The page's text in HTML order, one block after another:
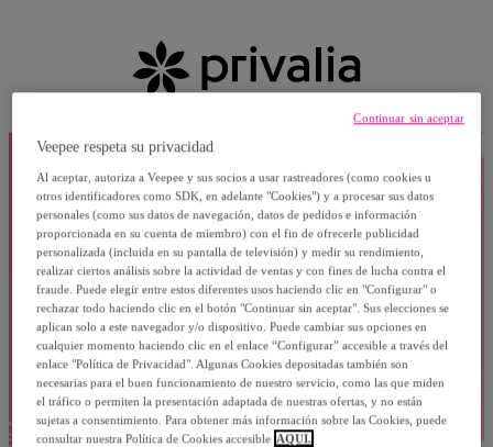
Veepee respeta su privacidad
Al aceptar, autoriza a Veepee y sus socios a usar rastreadores (como cookies u
otros identificadores como SDK, en adelante "Cookies") y a procesar sus datos
personales (como sus datos de navegación, datos de pedidos e información
proporcionada en su cuenta de miembro) con el fin de ofrecerle publicidad
personalizada (incluida en su pantalla de televisión) y medir su rendimiento,
realizar ciertos análisis sobre la actividad de ventas y con fines de lucha contra el
fraude. Puede elegir entre estos diferentes usos haciendo clic en "Configurar" o
rechazar todo haciendo clic en el botón "Continuar sin aceptar". Sus elecciones se
aplican solo a este navegador y/o dispositivo. Puede cambiar sus opciones en
cualquier momento haciendo clic en el enlace “Configurar” accesible a través del
enlace "Política de Privacidad". Algunas Cookies depositadas también son
necesarias para el buen funcionamiento de nuestro servicio, como las que miden
el tráfico o permiten la presentación adaptada de nuestras ofertas, y no están
sujetas a consentimiento. Para obtener más información sobre las Cookies, puede
consultar nuestra Política de Cookies accesible AQUÍ.
Continuar sin aceptar